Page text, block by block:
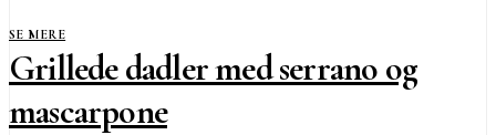
SE MERE
Grillede dadler med serrano og
mascarpone